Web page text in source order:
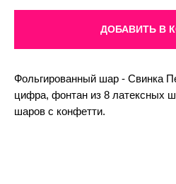
ДОБАВИТЬ В
Фольгированный шар - Свинка
цифра, фонтан из 8 латексных
шаров с конфетти.